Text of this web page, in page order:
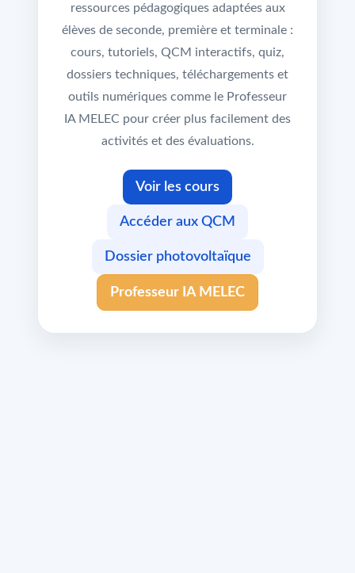
ressources pédagogiques adaptées aux
élèves de seconde, première et terminale :
cours, tutoriels, QCM interactifs, quiz,
dossiers techniques, téléchargements et
outils numériques comme le Professeur
IA MELEC pour créer plus facilement des
activités et des évaluations.
Voir les cours
Accéder aux QCM
Dossier photovoltaïque
Professeur IA MELEC